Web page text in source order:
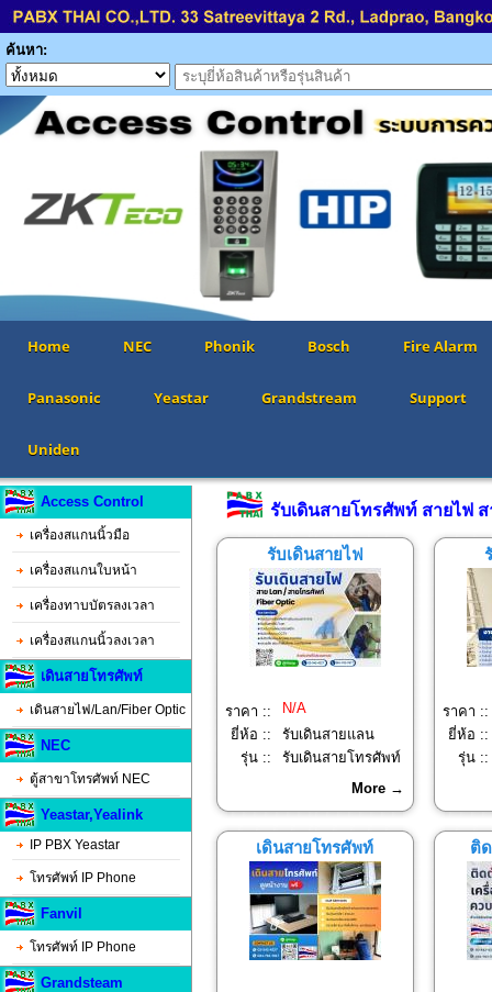
ค้นหา:
Home NEC Phonik Bosch Fire Alarm
Panasonic Yeastar Grandstream Support
Uniden
Access Control
เครื่องสแกนนิ้วมือ
เครื่องสแกนใบหน้า
เครื่องทาบบัตรลงเวลา
เครื่องสแกนนิ้วลงเวลา
เดินสายโทรศัพท์
เดินสายไฟ/Lan/Fiber Optic
NEC
ตู้สาขาโทรศัพท์ NEC
Yeastar,Yealink
IP PBX Yeastar
โทรศัพท์ IP Phone
Fanvil
โทรศัพท์ IP Phone
Grandsteam
รับเดินสายโทรศัพท์ สายไฟ
รับเดินสายไฟ
ราคา ::
N/A
ยี่ห้อ ::
รับเดินสายแลน
รุ่น ::
รับเดินสายโทรศัพท์
More →
ราคา ::
ยี่ห้อ ::
รุ่น ::
เดินสายโทรศัพท์ ติ